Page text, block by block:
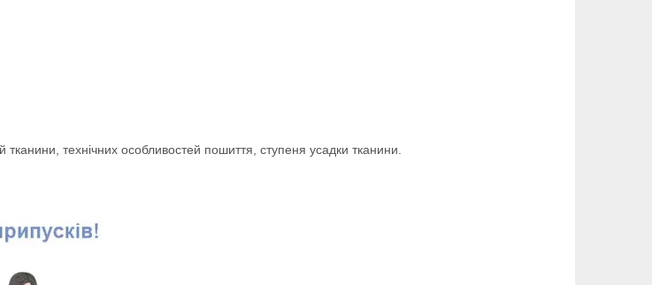
технічних особливостей пошиття, ступеня усадки тканини.